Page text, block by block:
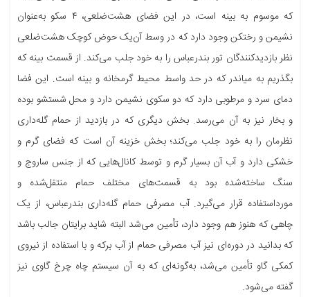
که موسوم به بینه است، در این فضای هشت‌ضلعی، ۴ سکو به‌عنوان
نشیمن و رختکن وجود دارد که در وسط آن‌یک حوض کوچک هشت‌ضلعی
نظر بازدیدکنندگان تور بندرعباس را به خود جلب می‌کند. از قسمت بینه که
بگذریم به میاندر که در حد واسط محیط گرمخانه و بینه است. این فضا
دمای سرد و مرطوبی دارد که دو سکوی نشیمن دارد و محل شستشو بوده
و بخار نیز به آن می‌رسد. بخش دیگری که در بازدید از حمام گله‌داری
نظرمان را به خود جلب می‌کند؛ بخش خزینه آن است که فضای گرم و
خشکی دارد و آب آن بسیار گرم و توسط کانال‌هایی که از جنس ساروج و
سنگ ساخته‌شده بود به قسمت‌های مختلف حمام منتقل‌شده و
مورداستفاده قرار می‌گیرد. آب مصرفی حمام گله‌داری بندرعباس، از یک
چاهی که هنوز هم وجود دارد، تأمین می‌شد البته شاید برایتان جالب باشد
که بدانید در دوره‌ای نیز آب مصرفی حمام از آب برکه و با استفاده از نیروی
کمکی گاو تأمین می‌شد، به‌گونه‌ای که به آن سیستم چاه چرخ گاوی نیز
گفته می‌شود.